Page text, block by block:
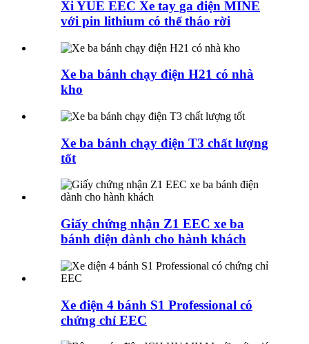
Xi YUE EEC Xe tay ga điện MINE
với pin lithium có thể tháo rời
Xe ba bánh chạy điện H21 có nhà
kho
Xe ba bánh chạy điện T3 chất lượng
tốt
Giấy chứng nhận Z1 EEC xe ba
bánh điện dành cho hành khách
Xe điện 4 bánh S1 Professional có
chứng chỉ EEC